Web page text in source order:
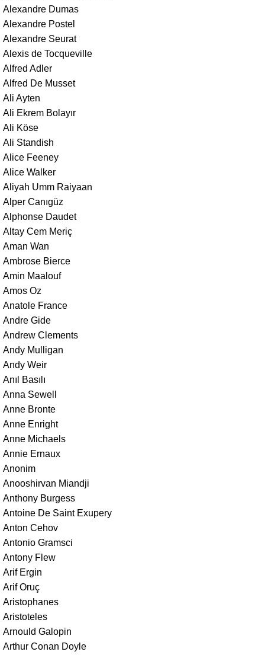
Alexandre Dumas
Alexandre Postel
Alexandre Seurat
Alexis de Tocqueville
Alfred Adler
Alfred De Musset
Ali Ayten
Ali Ekrem Bolayır
Ali Köse
Ali Standish
Alice Feeney
Alice Walker
Aliyah Umm Raiyaan
Alper Canıgüz
Alphonse Daudet
Altay Cem Meriç
Aman Wan
Ambrose Bierce
Amin Maalouf
Amos Oz
Anatole France
Andre Gide
Andrew Clements
Andy Mulligan
Andy Weir
Anıl Basılı
Anna Sewell
Anne Bronte
Anne Enright
Anne Michaels
Annie Ernaux
Anonim
Anooshirvan Miandji
Anthony Burgess
Antoine De Saint Exupery
Anton Cehov
Antonio Gramsci
Antony Flew
Arif Ergin
Arif Oruç
Aristophanes
Aristoteles
Arnould Galopin
Arthur Conan Doyle